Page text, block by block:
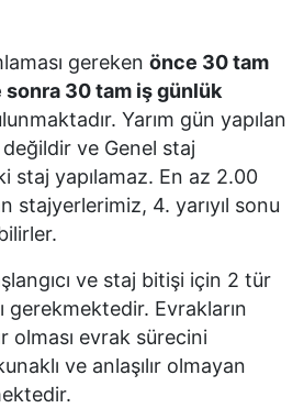
gereken önce 30 tam
30 tam iş günlük
Yarım gün yapılan
ve Genel staj
staj yapılamaz. En az 2.00
stajyerlerimiz, 4. yarıyıl sonu
ve staj bitişi için 2 tür
gerekmektedir. Evrakların
olması evrak sürecini
ve anlaşılır olmayan